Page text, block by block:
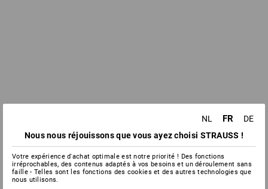
NL FR
DE
Nous nous réjouissons que vous ayez choisi STRAUSS !
Votre expérience d'achat optimale est notre priorité ! Des fonctions
irréprochables, des contenus adaptés à vos besoins et un déroulement sans
faille - Telles sont les fonctions des cookies et des autres technologies que
nous utilisons.